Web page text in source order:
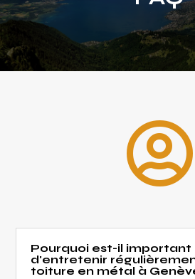

Pourquoi est-il important
d'entretenir
toiture en métal à